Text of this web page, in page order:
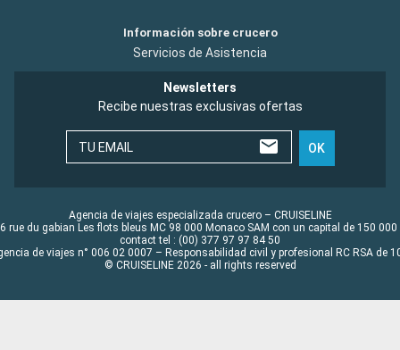
Información sobre crucero
Servicios de Asistencia
Newsletters
Recibe nuestras exclusivas ofertas
TU EMAIL OK
Agencia de viajes especializada crucero – CRUISELINE
rue du gabian Les flots bleus MC 98 000 Monaco SAM con un capital de 150 000
contact tel : (00) 377 97 97 84 50
de viajes n° 006 02 0007 – Responsabilidad civil y profesional RC RSA de
© CRUISELINE 2026 - all rights reserved